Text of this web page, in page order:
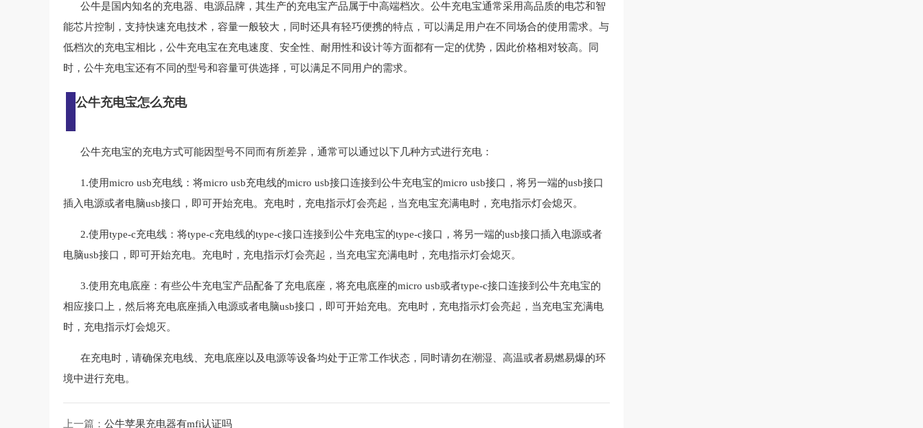
公牛是国内知名的充电器、电源品牌，其生产的充电宝产品属于中高端档次。公牛充电宝通常采用高品质的电芯和智
能芯片控制，支持快速充电技术，容量一般较大，同时还具有轻巧便携的特点，可以满足用户在不同场合的使用需求。与
低档次的充电宝相比，公牛充电宝在充电速度、安全性、耐用性和设计等方面都有一定的优势，因此价格相对较高。同
时，公牛充电宝还有不同的型号和容量可供选择，可以满足不同用户的需求。
公牛充电宝怎么充电
公牛充电宝的充电方式可能因型号不同而有所差异，通常可以通过以下几种方式进行充电：
1.使用micro usb充电线：将micro usb充电线的micro usb接口连接到公牛充电宝的micro usb接口，将另一端的usb接口
插入电源或者电脑usb接口，即可开始充电。充电时，充电指示灯会亮起，当充电宝充满电时，充电指示灯会熄灭。
2.使用type-c充电线：将type-c充电线的type-c接口连接到公牛充电宝的type-c接口，将另一端的usb接口插入电源或者
电脑usb接口，即可开始充电。充电时，充电指示灯会亮起，当充电宝充满电时，充电指示灯会熄灭。
3.使用充电底座：有些公牛充电宝产品配备了充电底座，将充电底座的micro usb或者type-c接口连接到公牛充电宝的
相应接口上，然后将充电底座插入电源或者电脑usb接口，即可开始充电。充电时，充电指示灯会亮起，当充电宝充满电
时，充电指示灯会熄灭。
在充电时，请确保充电线、充电底座以及电源等设备均处于正常工作状态，同时请勿在潮湿、高温或者易燃易爆的环
境中进行充电。
上一篇： 公牛苹果充电器有mfi认证吗